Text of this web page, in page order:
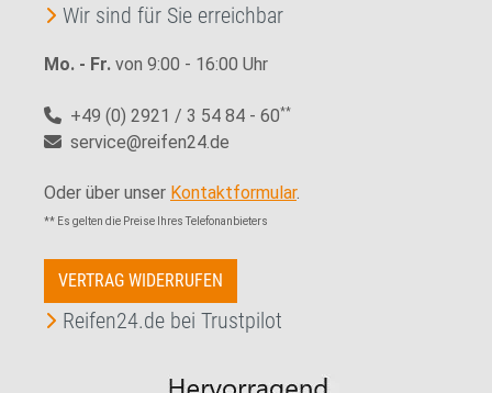
Wir sind für Sie erreichbar
Mo. - Fr. von 9:00 - 16:00 Uhr
+49 (0) 2921 / 3 54 84 - 60**
service@reifen24.de
Oder über unser Kontaktformular.
** Es gelten die Preise Ihres Telefonanbieters
VERTRAG WIDERRUFEN
Reifen24.de bei Trustpilot